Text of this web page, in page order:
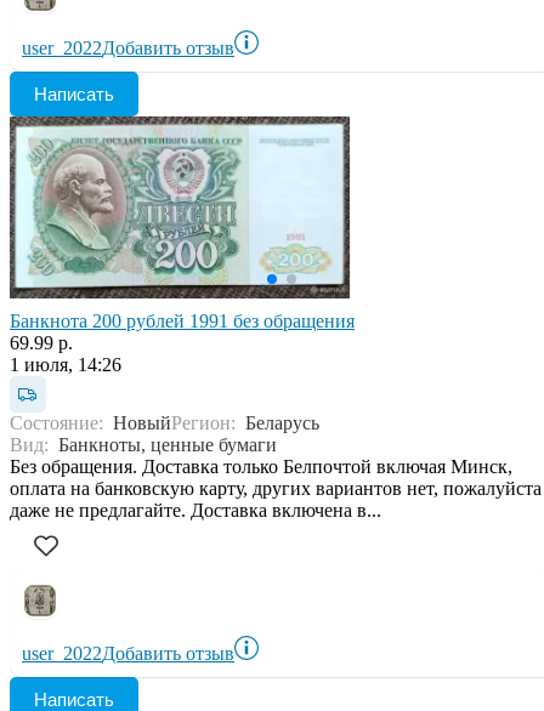
user_2022Добавить отзыв
Написать
Банкнота 200 рублей 1991 без обращения
69.99 р.
1 июля, 14:26
Состояние: НовыйРегион: Беларусь
Вид: Банкноты, ценные бумаги
Без обращения. Доставка только Белпочтой включая Минск,
оплата на банковскую карту, других вариантов нет, пожалуйста
даже не предлагайте. Доставка включена в...
user_2022Добавить отзыв
Написать